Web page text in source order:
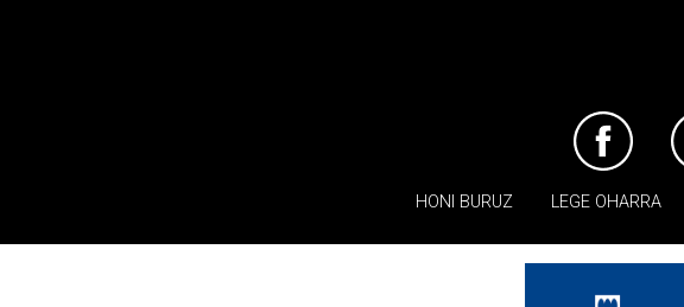
HONI BURUZ LEGE OHARRA